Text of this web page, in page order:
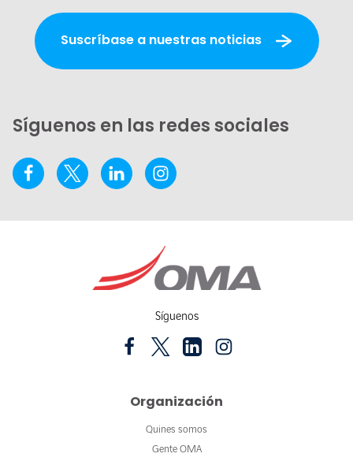
Suscríbase a nuestras noticias
Síguenos en las redes sociales
Síguenos
Organización
Quines somos
Gente OMA